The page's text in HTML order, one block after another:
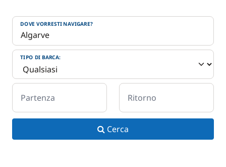
DOVE VORRESTI NAVIGARE?
TIPO DI BARCA:
Partenza Ritorno
Cerca